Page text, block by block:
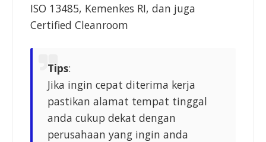
ISO 13485, Kemenkes RI, dan juga
Certified Cleanroom
Tips:
Jika ingin cepat diterima kerja
pastikan alamat tempat tinggal
anda cukup dekat dengan
perusahaan yang ingin anda